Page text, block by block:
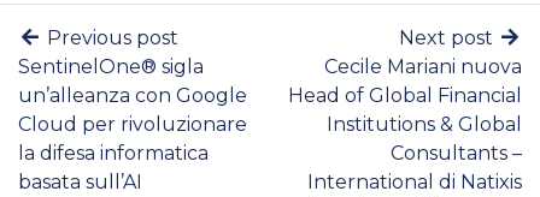
Previous post
SentinelOne® sigla
un’alleanza con Google
Cloud per rivoluzionare
la difesa informatica
basata sull’AI
Next post
Cecile Mariani nuova
Head of Global Financial
Institutions & Global
Consultants –
International di Natixis